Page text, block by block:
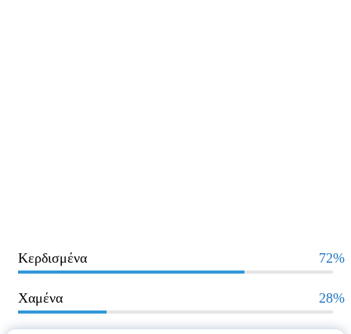
Κερδισμένα 72%
Χαμένα 28%